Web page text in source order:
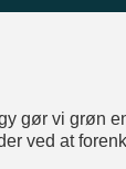
gør vi grøn
ved at